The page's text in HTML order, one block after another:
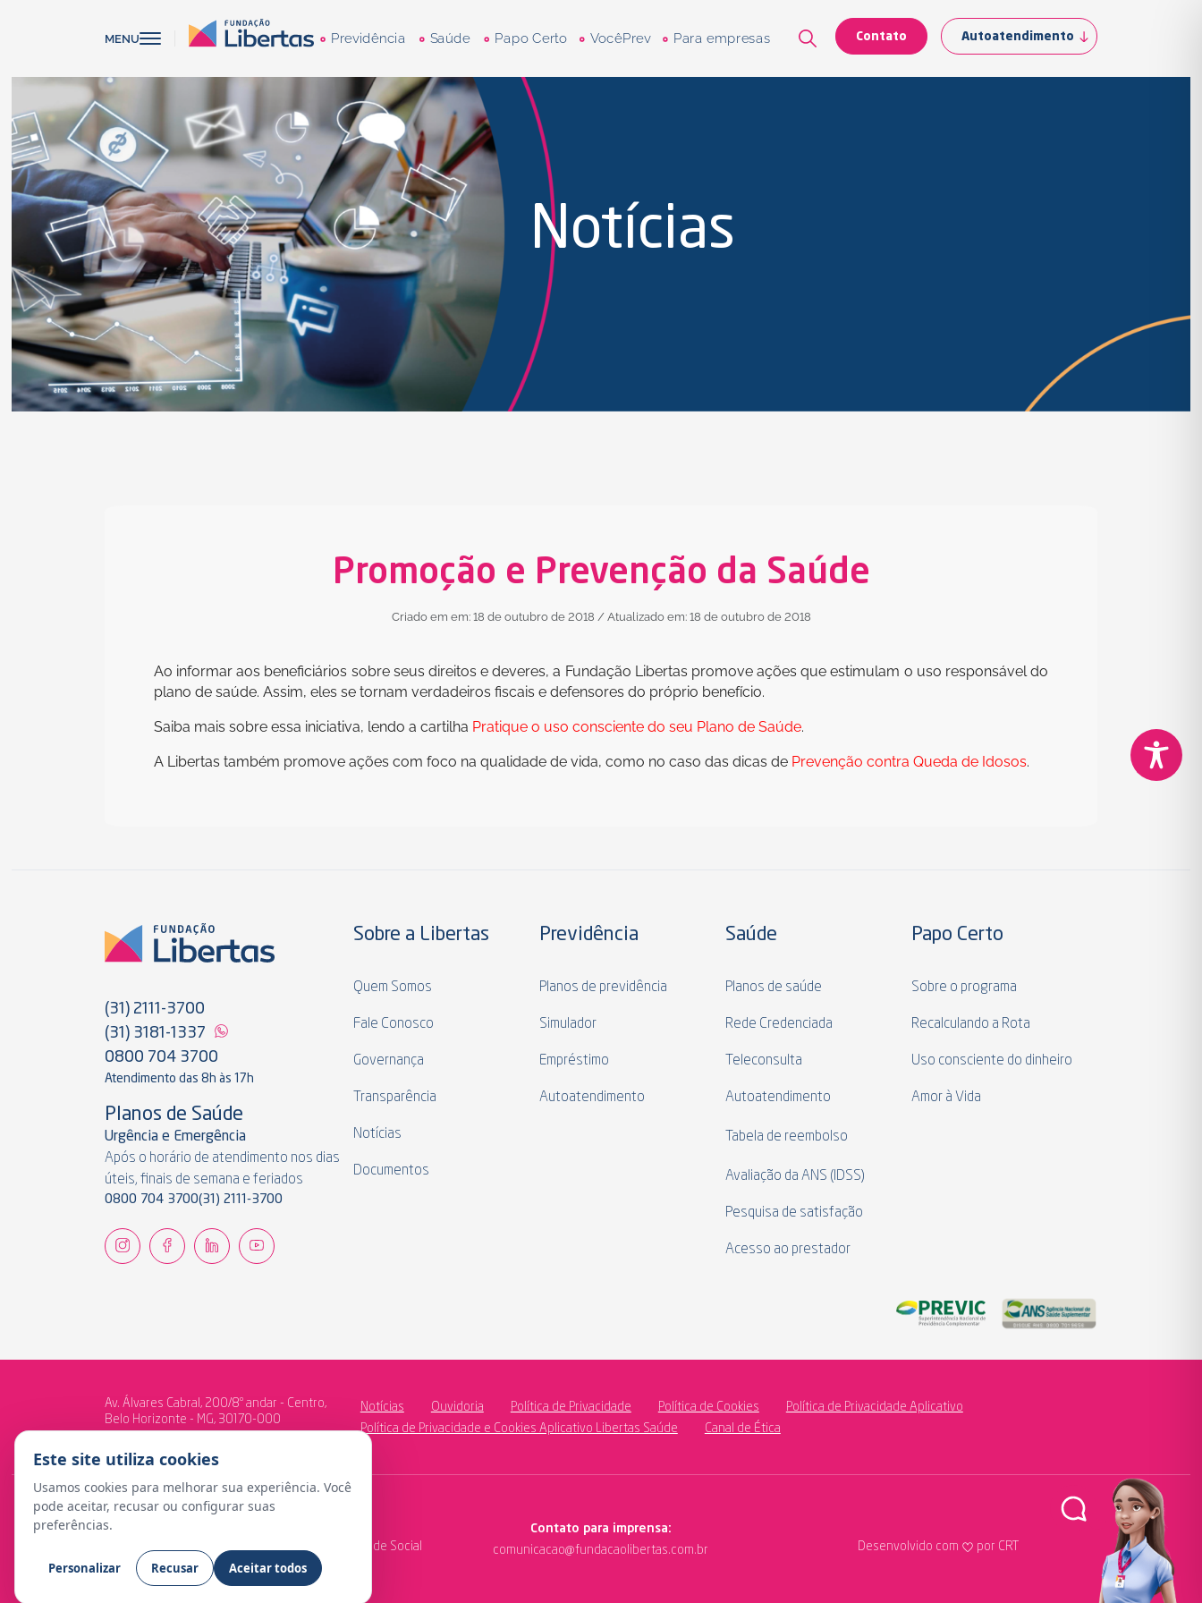
MENU Previdência Saúde Papo Certo VocêPrev Para empresas Contato Autoatendimento
Notícias
Promoção e Prevenção da Saúde
Criado em em: 18 de outubro de 2018 / Atualizado em: 18 de outubro de 2018
Ao informar aos beneficiários sobre seus direitos e deveres, a Fundação Libertas promove ações que estimulam o uso responsável do
plano de saúde. Assim, eles se tornam verdadeiros fiscais e defensores do próprio benefício.
Saiba mais sobre essa iniciativa, lendo a cartilha Pratique o uso consciente do seu Plano de Saúde.
A Libertas também promove ações com foco na qualidade de vida, como no caso das dicas de Prevenção contra Queda de Idosos.
(31) 2111-3700
(31) 3181-1337
0800 704 3700
Atendimento das 8h às 17h
Planos de Saúde
Urgência e Emergência
Após o horário de atendimento nos dias
úteis, finais de semana e feriados
0800 704 3700(31) 2111-3700
Sobre a Libertas
Quem Somos
Fale Conosco
Governança
Transparência
Notícias
Documentos
Previdência
Planos de previdência
Simulador
Empréstimo
Autoatendimento
Saúde
Planos de saúde
Rede Credenciada
Teleconsulta
Autoatendimento
Tabela de reembolso
Avaliação da ANS (IDSS)
Pesquisa de satisfação
Acesso ao prestador
Papo Certo
Sobre o programa
Recalculando a Rota
Uso consciente do dinheiro
Amor à Vida
Av. Álvares Cabral, 200/8º andar - Centro,
Belo Horizonte - MG, 30170-000
Notícias Ouvidoria Política de Privacidade Política de Cookies
Política de Privacidade Aplicativo
Política de Privacidade e Cookies Aplicativo Libertas Saúde
Canal de Ética
© Copyright 2024 Fundação Libertas de Seguridade Social
Contato para imprensa:
comunicacao@fundacaolibertas.com.br
Desenvolvido com por CRT
Este site utiliza cookies
Usamos cookies para melhorar sua experiência. Você
pode aceitar, recusar ou configurar suas
preferências.
Personalizar Recusar Aceitar todos